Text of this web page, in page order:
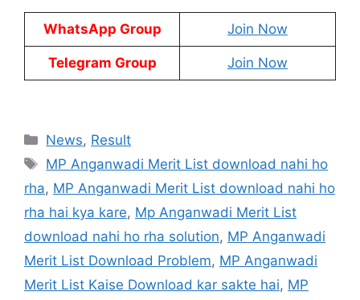
WhatsApp Group Join Now
Telegram Group Join Now
Categories
News, Result
Tags
MP Anganwadi Merit List download nahi ho
rha, MP Anganwadi Merit List download nahi ho
rha hai kya kare, Mp Anganwadi Merit List
download nahi ho rha solution, MP Anganwadi
Merit List Download Problem, MP Anganwadi
Merit List Kaise Download kar sakte hai, MP